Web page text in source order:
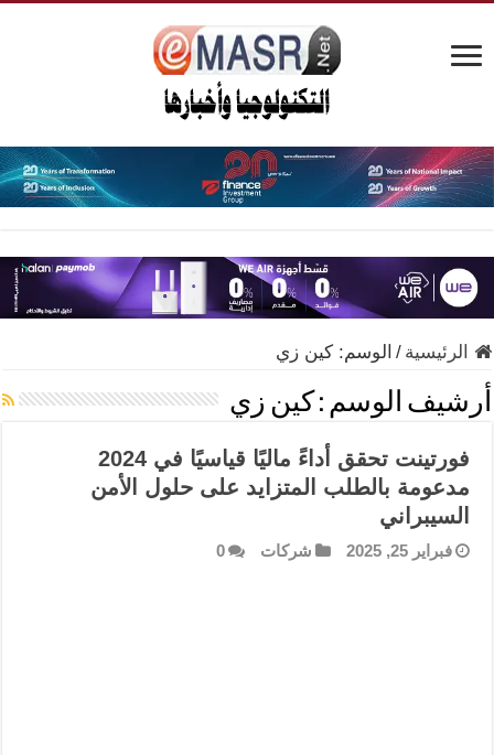
الرئيسية / الوسم:كين زي
أرشيف الوسم : كين زي
فورتينت تحقق أداءً ماليًا قياسيًا في 2024
مدعومة بالطلب المتزايد على حلول الأمن
السيبراني
فبراير 25, 2025 شركات 0